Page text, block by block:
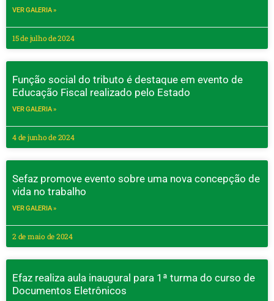
VER GALERIA »
15 de julho de 2024
Função social do tributo é destaque em evento de
Educação Fiscal realizado pelo Estado
VER GALERIA »
4 de junho de 2024
Sefaz promove evento sobre uma nova concepção de
vida no trabalho
VER GALERIA »
2 de maio de 2024
Efaz realiza aula inaugural para 1ª turma do curso de
Documentos Eletrônicos